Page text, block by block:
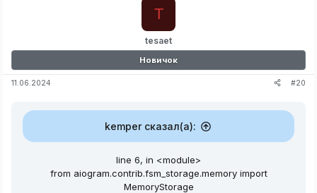
Из за чего может быть ошибки в боте:
1. Вы не установили нужные библиотеки
2. Вы не обновили библиотеки
Python:
pip install aiogram
pip install python-telegram
pip install aiogram-contrib
tesaet
T
Новичок
11.06.2024 #20
kemper сказал(а):
line 6, in <module>
from aiogram.contrib.fsm_storage.memory import
MemoryStorage